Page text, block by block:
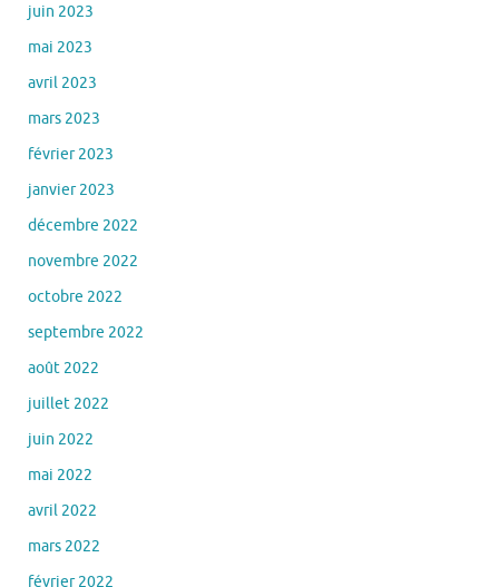
juin 2023
mai 2023
avril 2023
mars 2023
février 2023
janvier 2023
décembre 2022
novembre 2022
octobre 2022
septembre 2022
août 2022
juillet 2022
juin 2022
mai 2022
avril 2022
mars 2022
février 2022